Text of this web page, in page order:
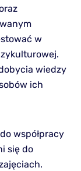
w
wiedzy
ich
współpracy
się do